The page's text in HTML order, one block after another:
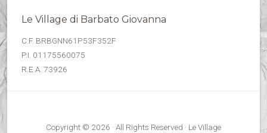
Le Village di Barbato Giovanna
C.F. BRBGNN61P53F352F
P.I. 01175560075
R.E.A. 73926
Copyright © 2026 · All Rights Reserved · Le Village